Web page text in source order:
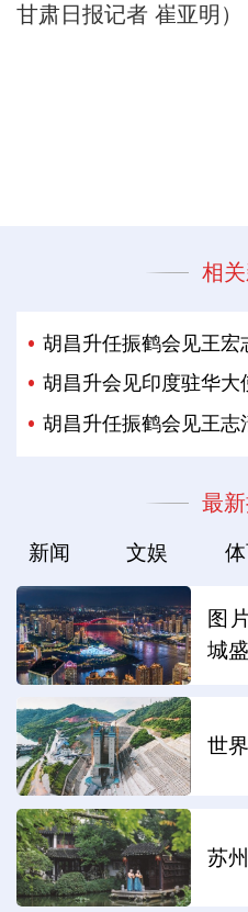
甘肃日报记者 崔亚明）
相
胡昌升任振鹤会见王宏
胡昌升会见印度驻华大
胡昌升任振鹤会见王志
最
新闻 文娱
图
城
世
苏